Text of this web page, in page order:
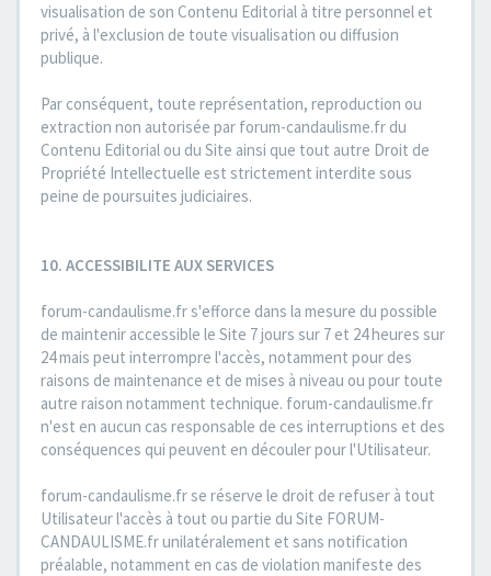
visualisation de son Contenu Editorial à titre personnel et
privé, à l'exclusion de toute visualisation ou diffusion
publique.
Par conséquent, toute représentation, reproduction ou
extraction non autorisée par forum-candaulisme.fr du
Contenu Editorial ou du Site ainsi que tout autre Droit de
Propriété Intellectuelle est strictement interdite sous
peine de poursuites judiciaires.
10. ACCESSIBILITE AUX SERVICES
forum-candaulisme.fr s'efforce dans la mesure du possible
de maintenir accessible le Site 7 jours sur 7 et 24 heures sur
24 mais peut interrompre l'accès, notamment pour des
raisons de maintenance et de mises à niveau ou pour toute
autre raison notamment technique. forum-candaulisme.fr
n'est en aucun cas responsable de ces interruptions et des
conséquences qui peuvent en découler pour l'Utilisateur.
forum-candaulisme.fr se réserve le droit de refuser à tout
Utilisateur l'accès à tout ou partie du Site FORUM-
CANDAULISME.fr unilatéralement et sans notification
préalable, notamment en cas de violation manifeste des